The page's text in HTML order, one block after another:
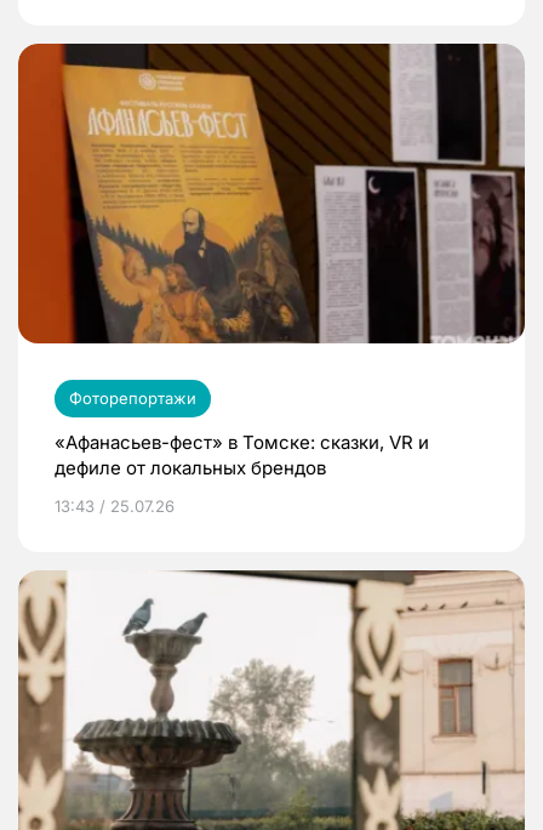
Фоторепортажи
«Афанасьев-фест» в Томске: сказки, VR и
дефиле от локальных брендов
13:43 / 25.07.26